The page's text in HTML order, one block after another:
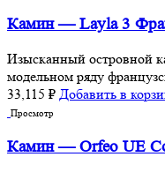
Камин — Layla 3
Изысканный островной
модельном ряду
33,115 ₽ Добавить в
Просмотр
Камин — Orfeo UE